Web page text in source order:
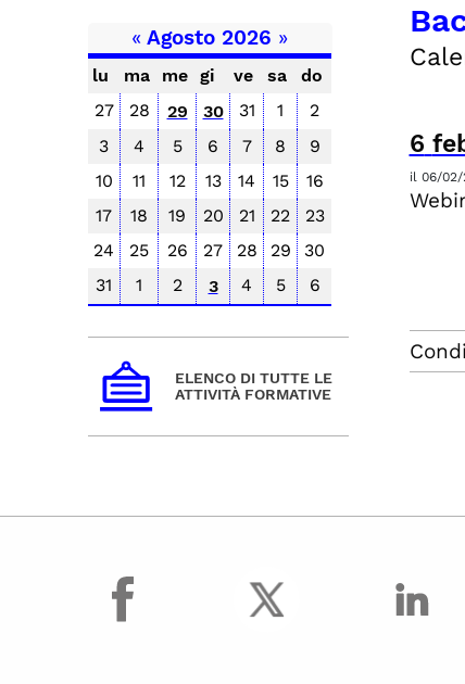
6
il 06/02/
« Agosto 2026 »
lu ma me gi ve sa
do
27
28 29 30 31 1
2
3
4 5 6 7 8
9
10
11 12 13 14 15
16
17
18 19 20 21 22
23
24
25 26 27 28 29
30
31
1 2 3 4 5 6
ELENCO DI TUTTE LE
ATTIVITÀ FORMATIVE
facebook